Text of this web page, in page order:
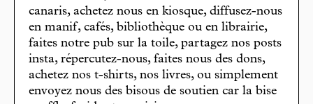
canaris, achetez nous en kiosque, diffusez-nous
en manif, cafés, bibliothèque ou en librairie,
faites notre pub sur la toile, partagez nos posts
insta, répercutez-nous, faites nous des dons,
achetez nos t-shirts, nos livres, ou simplement
envoyez nous des bisous de soutien car la bise